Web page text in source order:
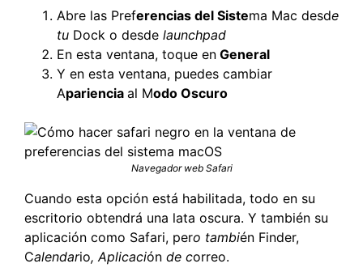
Abre las Preferencias del Sistema Mac desde
tu Dock o desde launchpad
En esta ventana, toque en General
Y en esta ventana, puedes cambiar
Apariencia al Modo Oscuro
Navegador web Safari
Cuando esta opción está habilitada, todo en su
escritorio obtendrá una lata oscura. Y también su
aplicación como Safari, pero también Finder,
Calendario, Aplicación de correo.